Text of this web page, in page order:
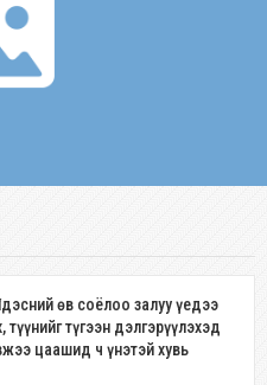
өв соёлоо залуу үедээ
түүнийг түгээн дэлгэрүүлэхэд
цаашид ч үнэтэй хувь